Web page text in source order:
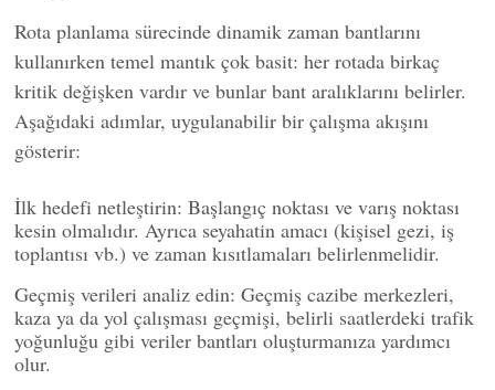
Rota planlama sürecinde dinamik zaman bantlarını
kullanırken temel mantık çok basit: her rotada birkaç
kritik değişken vardır ve bunlar bant aralıklarını belirler.
Aşağıdaki adımlar, uygulanabilir bir çalışma akışını
gösterir:
İlk hedefi netleştirin: Başlangıç noktası ve varış noktası
kesin olmalıdır. Ayrıca seyahatin amacı (kişisel gezi, iş
toplantısı vb.) ve zaman kısıtlamaları belirlenmelidir.
Geçmiş verileri analiz edin: Geçmiş cazibe merkezleri,
kaza ya da yol çalışması geçmişi, belirli saatlerdeki trafik
yoğunluğu gibi veriler bantları oluşturmanıza yardımcı
olur.